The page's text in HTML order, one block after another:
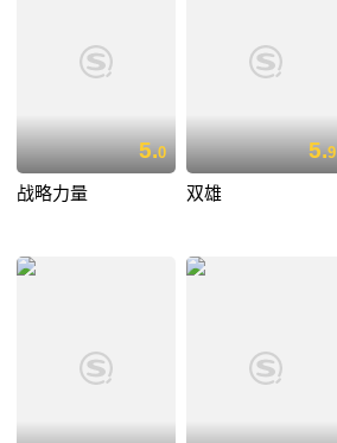
5.0
战略力量
5.9
双雄